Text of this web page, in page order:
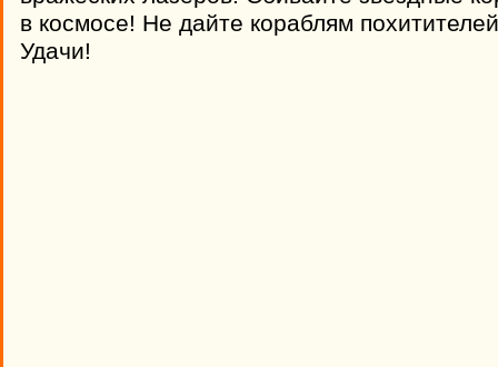
в космосе! Не дайте кораблям
Удачи!